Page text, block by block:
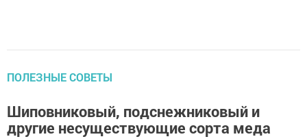
ПОЛЕЗНЫЕ СОВЕТЫ
Шиповниковый, подснежниковый и
другие несуществующие сорта меда